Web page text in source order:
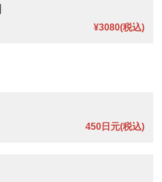
¥3080(税込)
450日元(税込)